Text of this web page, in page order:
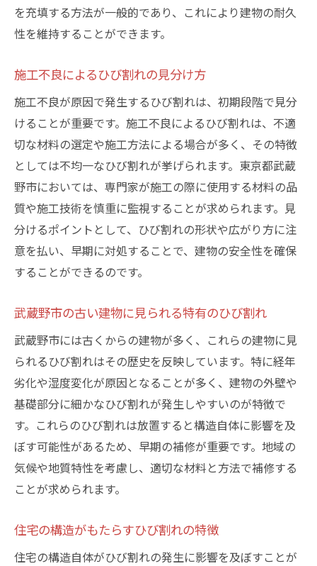
を充填する方法が一般的であり、これにより建物の耐久
性を維持することができます。
施工不良によるひび割れの見分け方
施工不良が原因で発生するひび割れは、初期段階で見分
けることが重要です。施工不良によるひび割れは、不適
切な材料の選定や施工方法による場合が多く、その特徴
としては不均一なひび割れが挙げられます。東京都武蔵
野市においては、専門家が施工の際に使用する材料の品
質や施工技術を慎重に監視することが求められます。見
分けるポイントとして、ひび割れの形状や広がり方に注
意を払い、早期に対処することで、建物の安全性を確保
することができるのです。
武蔵野市の古い建物に見られる特有のひび割れ
武蔵野市には古くからの建物が多く、これらの建物に見
られるひび割れはその歴史を反映しています。特に経年
劣化や湿度変化が原因となることが多く、建物の外壁や
基礎部分に細かなひび割れが発生しやすいのが特徴で
す。これらのひび割れは放置すると構造自体に影響を及
ぼす可能性があるため、早期の補修が重要です。地域の
気候や地質特性を考慮し、適切な材料と方法で補修する
ことが求められます。
住宅の構造がもたらすひび割れの特徴
住宅の構造自体がひび割れの発生に影響を及ぼすことが